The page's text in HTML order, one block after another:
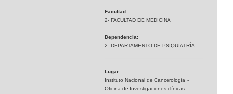
Facultad:
2- FACULTAD DE MEDICINA
Dependencia:
2- DEPARTAMENTO DE PSIQUIATRÍA
Lugar:
Instituto Nacional de Cancerología -
Oficina de Investigaciones clínicas